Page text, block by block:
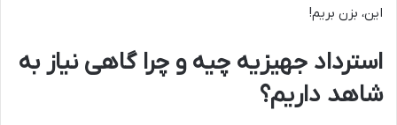
این، بزن بریم!
استرداد جهیزیه چیه و چرا گاهی نیاز به
شاهد داریم؟